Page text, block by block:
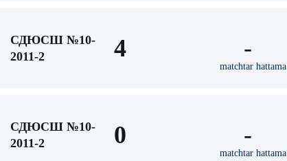
СДЮСШ №10-
2011-2
4 -
matchtar hattama
СДЮСШ №10-
2011-2
0 -
matchtar hattama